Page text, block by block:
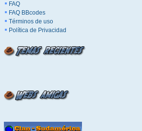
FAQ
FAQ BBcodes
Términos de uso
Política de Privacidad